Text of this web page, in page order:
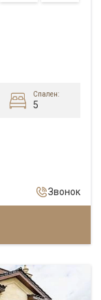
Спален:
5
Звонок